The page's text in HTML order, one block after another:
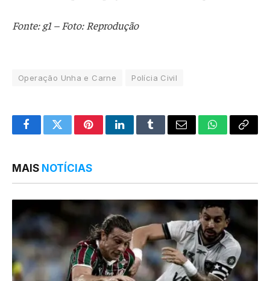
Fonte: g1 – Foto: Reprodução
Operação Unha e Carne Polícia Civil
FacebookTwitterPinterestLinkedInTumblrEmail WhatsApp
Copy
MAIS NOTÍCIAS